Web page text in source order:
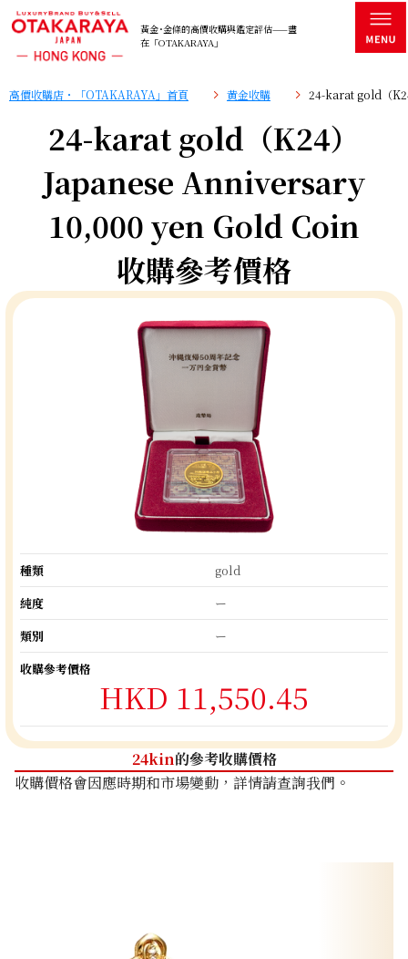
黃金･金條的高價收購與鑑定評估——盡
在「OTAKARAYA」
高價收購店・「OTAKARAYA」首頁 黄金收購 24-karat gold（
24-karat gold（K24）
Japanese Anniversary
10,000 yen Gold Coin
收購參考價格
種類
gold
純度
ー
類別
ー
收購參考價格
HKD 11,550.45
24kin的參考收購價格
收購價格會因應時期和市場變動，詳情請查詢我們。